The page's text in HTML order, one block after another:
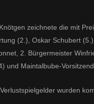
zeichnete die mit
(2.), Oskar Schubert
2. Bürgermeister
und Maintalbube-
wurden